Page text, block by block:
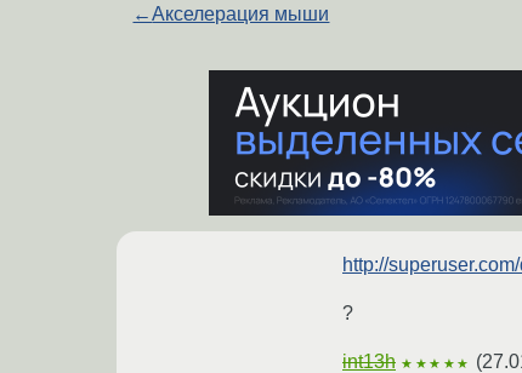
←Акселерация мыши
http://
?
int13h ★★★★★ (